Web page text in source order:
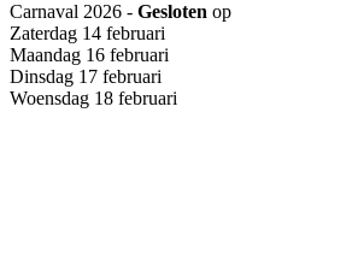
Carnaval 2026 - Gesloten op
Zaterdag 14 februari
Maandag 16 februari
Dinsdag 17 februari
Woensdag 18 februari